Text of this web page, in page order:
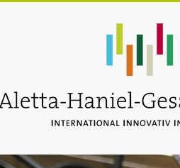
Gesamtschule